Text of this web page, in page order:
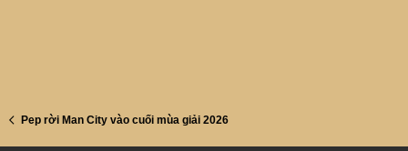
Pep rời Man City vào cuối mùa giải 2026